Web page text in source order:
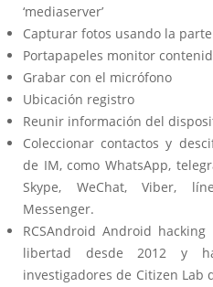
‘mediaserver’
Capturar fotos usando la
Portapapeles monitor
Grabar con el micrófono
Ubicación registro
Reunir información del
Coleccionar contactos y
de IM, como WhatsApp,
Skype, WeChat, Viber,
Messenger.
RCSAndroid Android
libertad desde 2012 y
investigadores de Citizen Lab